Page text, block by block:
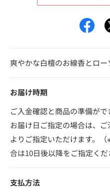
爽やかな白檀のお線香とロー
お届け時期
ご入金確認と商品の準備がで
お届け日ご指定の場合は、
よりご指定いただけます。
合は10日後以降をご指定くだ
支払方法